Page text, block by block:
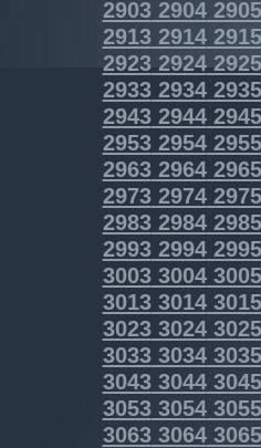
290329042905
291329142915
292329242925
293329342935
294329442945
295329542955
296329642965
297329742975
298329842985
299329942995
300330043005
301330143015
302330243025
303330343035
304330443045
305330543055
306330643065